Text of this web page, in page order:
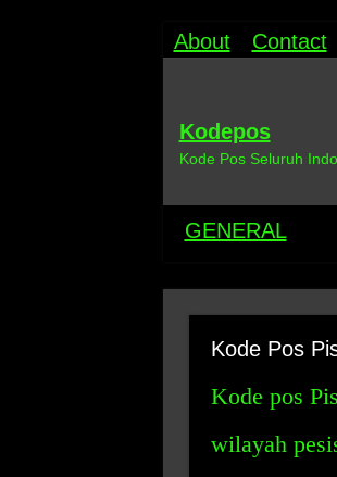
About Contact
Kodepos
Kode Pos Seluruh
GENERAL
Kode Pos
Kode pos
wilayah